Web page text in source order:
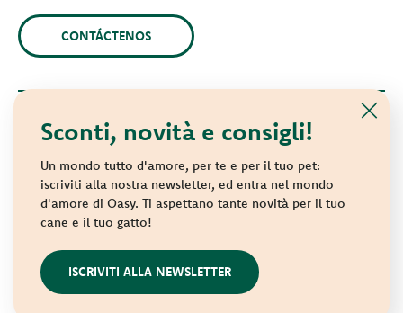
Sconti, novità e consigli!
Un mondo tutto d'amore, per te e per il tuo pet:
iscriviti alla nostra newsletter, ed entra nel mondo
d'amore di Oasy. Ti aspettano tante novità per il tuo
cane e il tuo gatto!
ISCRIVITI ALLA NEWSLETTER
CONTÁCTENOS
© 2021 Oasy. Todos los derechos reservados.
Wonderfood S.p.A. Strada dei Censiti, 2 - 47891 Repubblica di
San Marino - C.o.E. SM 04018
Privacy policy-Cookie policy-Sitemap
websolute